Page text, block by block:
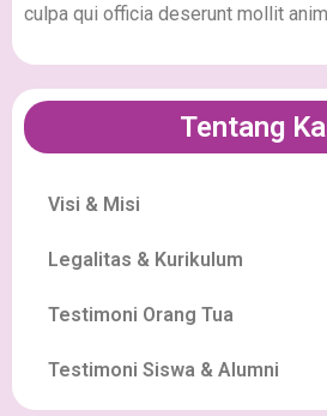
Tentang
Visi & Misi
Legalitas & Kurikulum
Testimoni Orang Tua
Testimoni Siswa & Alumni
culpa qui officia deserunt mollit